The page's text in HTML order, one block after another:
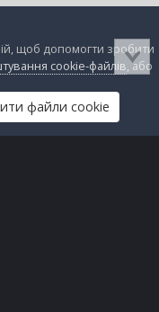
щоб допомогти зробити
cookie-файлів, або
файли cookie
Непрочитані Реєстрація